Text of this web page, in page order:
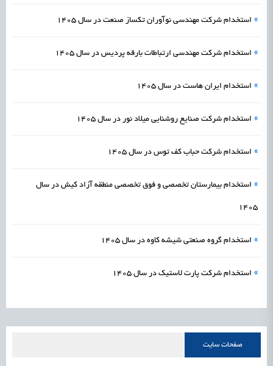
» استخدام شرکت مهندسی نوآوران تکساز صنعت در سال 1405
» استخدام شرکت مهندسی ارتباطات بارقه پردیس در سال 1405
» استخدام ایران هاست در سال 1405
» استخدام شرکت صنایع روشنایی میلاد نور در سال 1405
» استخدام شرکت حباب کف توس در سال 1405
» استخدام بیمارستان تخصصی و فوق تخصصی منطقه آزاد کیش در سال
1405
» استخدام گروه صنعتی شیشه کاوه در سال 1405
» استخدام شرکت پارت لاستیک در سال 1405
صفحات سایت